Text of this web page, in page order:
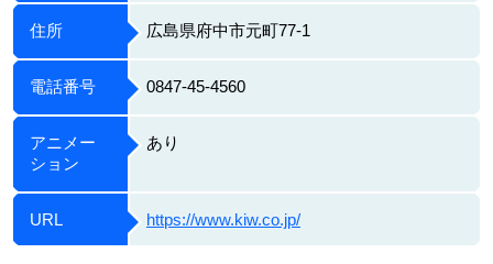
住所 広島県府中市元町77-1
電話番号 0847-45-4560
アニメー
ション
あり
URL https://www.kiw.co.jp/